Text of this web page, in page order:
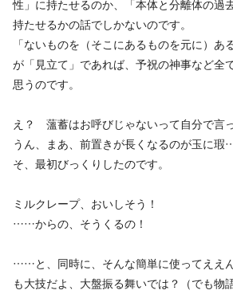
性」に持たせるのか、「本体と分離体の過
持たせるかの話でしかないのです。
「ないものを（そこにあるものを元に）あ
が「見立て」であれば、予祝の神事など全
思うのです。
え？ 薀蓄はお呼びじゃないって自分で言
うん、まあ、前置きが長くなるのが玉に
そ、最初びっくりしたのです。
ミルクレープ、おいしそう！
……からの、そうくるの！
……と、同時に、そんな簡単に使ってええ
も大技だよ、大盤振る舞いでは？（でも物